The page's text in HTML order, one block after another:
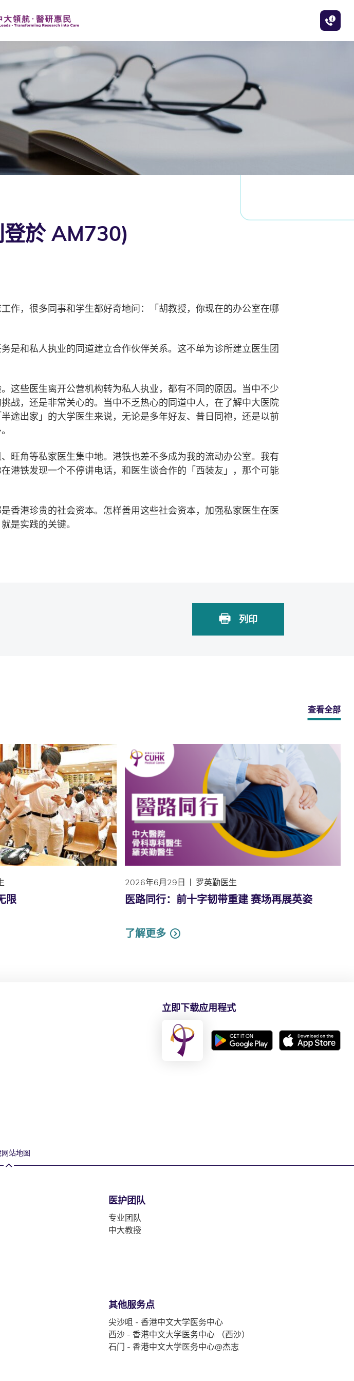
登於 AM730)
作，很多同事和学生都好奇地问：「胡教授，你现在的办公室在哪
是和私人执业的同道建立合作伙伴关系。这不单为诊所建立医生团
这些医生离开公营机构转为私人执业，都有不同的原因。当中不少
战，还是非常关心的。当中不乏热心的同道中人，在了解中大医院
途出家」的大学医生来说，无论是多年好友、昔日同袍，还是以前
旺角等私家医生集中地。港铁也差不多成为我的流动办公室。我有
港铁发现一个不停讲电话，和医生谈合作的「西装友」，那个可能
香港珍贵的社会资本。怎样善用这些社会资本，加强私家医生在医
是实践的关键。
列印
查看全部
限
2026年6月29日 罗英勤医生
医路同行：前十字韧带重建 赛场再展英姿
了解更多
立即下载应用程式
网站地图
医护团队
专业团队
中大教授
其他服务点
尖沙咀 - 香港中文大学医务中心
西沙 - 香港中文大学医务中心 （西沙）
石门 - 香港中文大学医务中心@杰志